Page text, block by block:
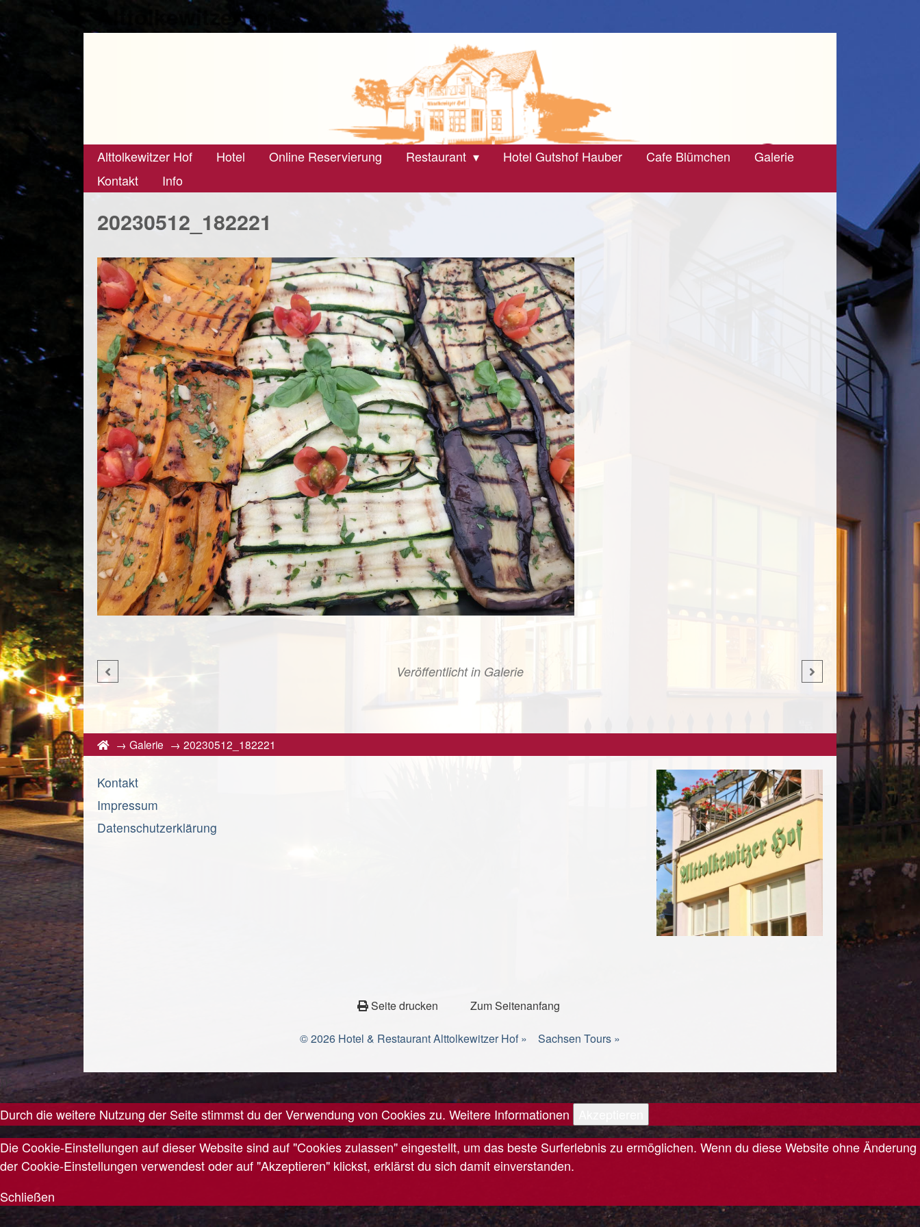
Alttolkewitzerhof
Alttolkewitzer Hof Hotel Online Reservierung Restaurant Hotel Gutshof Hauber Cafe Blümchen
Galerie
Kontakt
Info
20230512_182221
Veröffentlicht in Galerie
→ Galerie → 20230512_182221
Kontakt
Impressum
Datenschutzerklärung
Seite drucken Zum Seitenanfang
© 2026 Hotel & Restaurant Alttolkewitzer Hof » Sachsen Tours »
});
Durch die weitere Nutzung der Seite stimmst du der Verwendung von Cookies zu. Weitere Informationen
Die Cookie-Einstellungen auf dieser Website sind auf "Cookies zulassen" eingestellt, um das beste Surferlebnis zu ermöglichen. Wenn du diese Website ohne Änderung
der Cookie-Einstellungen verwendest oder auf "Akzeptieren" klickst, erklärst du sich damit einverstanden.
Schließen